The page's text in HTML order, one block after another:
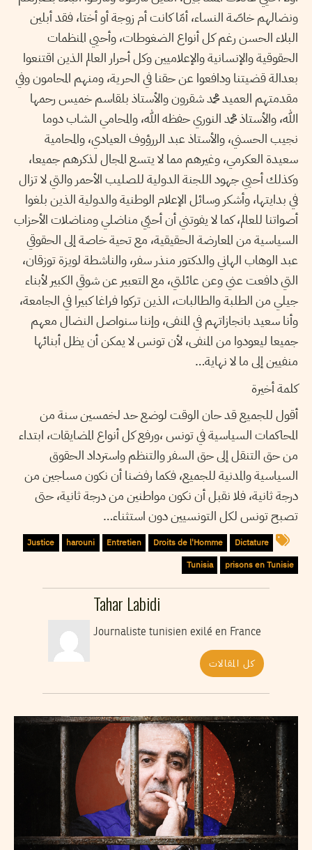
ونضالهم خاصّة النساء، أمّا كانت أم زوجة أو أختا، فقد أبلين
البلاء الحسن رغم كل أنواع الضغوطات، وأحيي المنظمات
الحقوقية والإنسانية والإعلاميين وكل أحرار العالم الذين اقتنعوا
بعدالة قضيتنا ودافعوا عن حقنا في الحرية، ومنهم المحامون وفي
مقدمتهم العميد محمد شقرون والأستاذ بلقاسم خميس رحمها
الله، والأستاذ محمد النوري حفظه الله، والمحامي الشاب دوما
نجيب الحسني، والأستاذ عبد الررؤوف العيادي، والمحامية
سعيدة العكرمي، وغيرهم مما لا يتسع المجال لذكرهم جميعا،
وكذلك أحيي جهود اللجنة الدولية للصليب الأحمر والتي لا تزال
في بدايتها، وأشكر وسائل الإعلام الوطنية والدولية الذين بلغوا
أصواتنا للعالم، كما لا يفوتني أن أحيّي مناضلي ومناضلات الأحزاب
السياسية من المعارضة الحقيقية، مع تحية خاصة إلى الحقوقي
عبد الوهاب الهاني والدكتور منذر سفر، والناشطة لويزة توزقان،
التي دافعت عني وعن عائلتي، مع التعبير عن شوقي الكبير لأبناء
جيلي من الطلبة والطالبات، الذين تركوا فراغا كبيرا في الجامعة،
وأنا سعيد بانجازاتهم في المنفى، وإننا سنواصل النضال معهم
جميعا ليعودوا من المنفى، لأن تونس لا يمكن أن يظل أبنائها
منفيين إلى ما لا نهاية…
كلمة أخيرة
أقول للجميع قد حان الوقت لوضع حد لخمسين سنة من
المحاكمات السياسية في تونس ،ورفع كل أنواع المضايقات، ابتداء
من حق التنقل إلى حق السفر والتنظم واسترداد الحقوق
السياسية والمدنية للجميع، فكما رفضنا أن نكون مساجين من
درجة ثانية، فلا نقبل أن نكون مواطنين من درجة ثانية، حتى
تصبح تونس لكل التونسيين دون استثناء…
Dictature
Droits de l'Homme
Entretien
harouni
Justice
prisons en Tunisie
Tunisia
Tahar Labidi
Journaliste tunisien exilé en France
كل المقالات